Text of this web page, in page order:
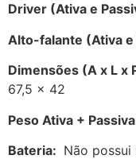
Driver (Ativa e
Alto-falante (Ativa e
Dimensões (A x L x
67,5 x 42
Peso Ativa +
Bateria: Não possui